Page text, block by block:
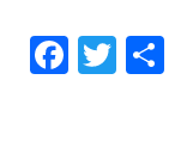
F
a
T
w